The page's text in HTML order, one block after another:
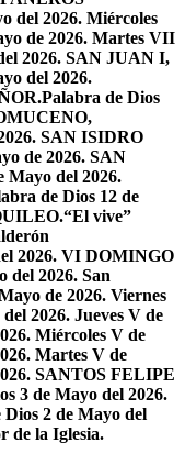
del 2026. Miércoles
de 2026. Martes VII
2026. SAN JUAN I,
del 2026.
Palabra de Dios
SAN ISIDRO
de 2026. SAN
Mayo del 2026.
de Dios 12 de
“El vive”
2026. VI DOMINGO
del 2026. San
de 2026. Viernes
2026. Jueves V de
Miércoles V de
Martes V de
SANTOS FELIPE
3 de Mayo del 2026.
Dios 2 de Mayo del
de la Iglesia.